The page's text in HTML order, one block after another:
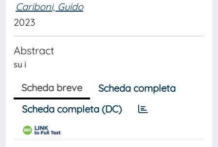
Cariboni, Guido
2023
Abstract
su i
Scheda breve
Scheda completa
Scheda completa (DC)